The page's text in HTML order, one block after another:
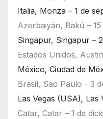
Italia, Monza – 1 de
Azerbaiyán, Bakú –
Singapur, Singapur –
Estados Unidos,
México, Ciudad de
Brasil, Sao Paulo - 3
Las Vegas (USA), Las
Catar, Catar – 1 de